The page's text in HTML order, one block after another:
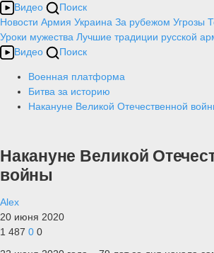
Видео
Поиск
Новости Армия Украина За рубежом Угрозы
Уроки мужества Лучшие традиции русской
Видео
Поиск
Военная платформа
Битва за историю
Накануне Великой Отечественной
Накануне Великой
войны
Alex
20 июня 2020
1 487 0 0